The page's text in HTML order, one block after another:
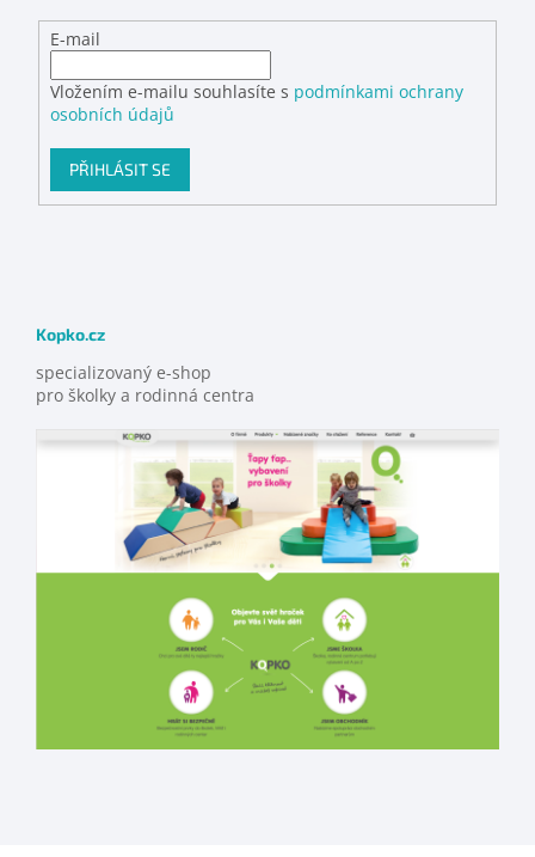
E-mail
Vložením e-mailu souhlasíte s podmínkami ochrany
osobních údajů
PŘIHLÁSIT SE
Kopko.cz
specializovaný e-shop
pro školky a rodinná centra